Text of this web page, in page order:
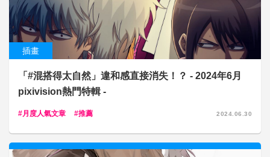
插畫
「#混搭得太自然」違和感直接消失！？ - 2024年6月
pixivision熱門特輯 -
月度人氣文章 推薦 2024.06.30